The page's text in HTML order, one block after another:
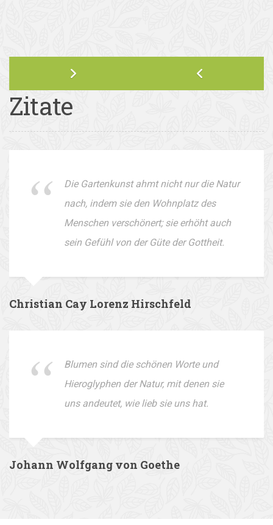
Zitate
Die Gartenkunst ahmt nicht nur die Natur
nach, indem sie den Wohnplatz des
Menschen verschönert; sie erhöht auch
sein Gefühl von der Güte der Gottheit.
Christian Cay Lorenz Hirschfeld
Blumen sind die schönen Worte und
Hieroglyphen der Natur, mit denen sie
uns andeutet, wie lieb sie uns hat.
Johann Wolfgang von Goethe